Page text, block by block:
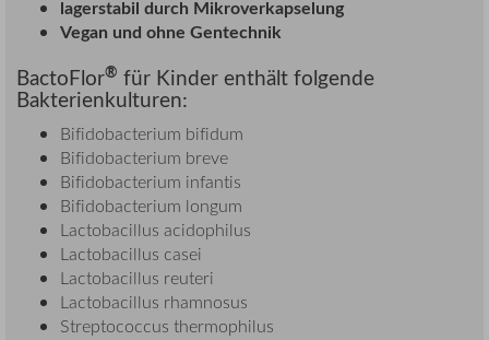
lagerstabil durch Mikroverkapselung
Vegan und ohne Gentechnik
BactoFlor® für Kinder enthält folgende
Bakterienkulturen:
Bifidobacterium bifidum
Bifidobacterium breve
Bifidobacterium infantis
Bifidobacterium longum
Lactobacillus acidophilus
Lactobacillus casei
Lactobacillus reuteri
Lactobacillus rhamnosus
Streptococcus thermophilus